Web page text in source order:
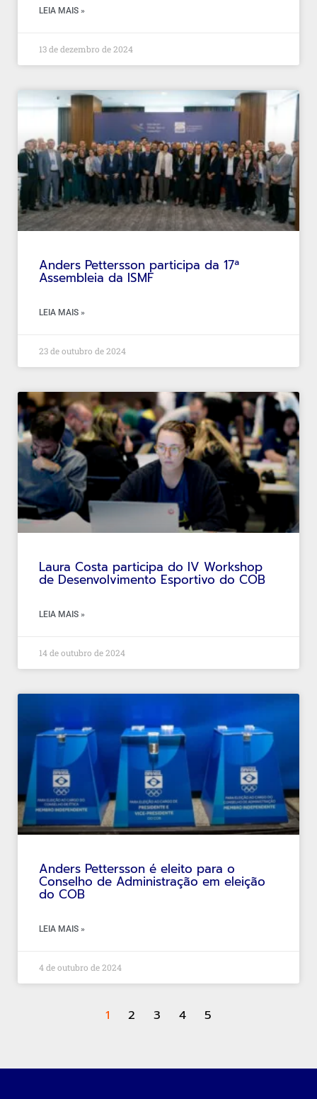
LEIA MAIS »
13 de dezembro de 2024
Anders Pettersson participa da 17ª
Assembleia da ISMF
LEIA MAIS »
23 de outubro de 2024
Laura Costa participa do IV Workshop
de Desenvolvimento Esportivo do COB
LEIA MAIS »
14 de outubro de 2024
Anders Pettersson é eleito para o
Conselho de Administração em eleição
do COB
LEIA MAIS »
4 de outubro de 2024
1 2 3 4 5